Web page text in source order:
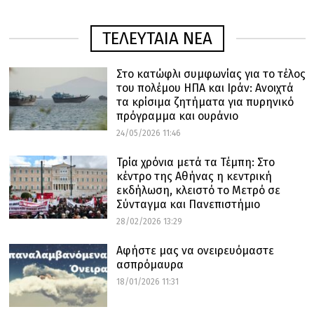
ΤΕΛΕΥΤΑΙΑ ΝΕΑ
Στο κατώφλι συμφωνίας για το τέλος
του πολέμου ΗΠΑ και Ιράν: Ανοιχτά
τα κρίσιμα ζητήματα για πυρηνικό
πρόγραμμα και ουράνιο
24/05/2026 11:46
Τρία χρόνια μετά τα Τέμπη: Στο
κέντρο της Αθήνας η κεντρική
εκδήλωση, κλειστό το Μετρό σε
Σύνταγμα και Πανεπιστήμιο
28/02/2026 13:29
Αφήστε μας να ονειρευόμαστε
ασπρόμαυρα
18/01/2026 11:31